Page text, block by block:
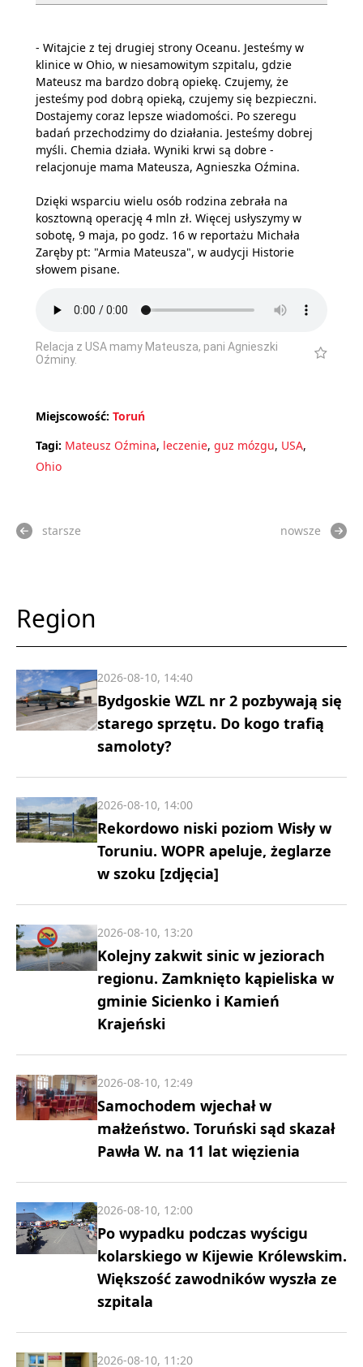
- Witajcie z tej drugiej strony Oceanu. Jesteśmy w
klinice w Ohio, w niesamowitym szpitalu, gdzie
Mateusz ma bardzo dobrą opiekę. Czujemy, że
jesteśmy pod dobrą opieką, czujemy się bezpieczni.
Dostajemy coraz lepsze wiadomości. Po szeregu
badań przechodzimy do działania. Jesteśmy dobrej
myśli. Chemia działa. Wyniki krwi są dobre -
relacjonuje mama Mateusza, Agnieszka Oźmina.
Dzięki wsparciu wielu osób rodzina zebrała na
kosztowną operację 4 mln zł. Więcej usłyszymy w
sobotę, 9 maja, po godz. 16 w reportażu Michała
Zaręby pt: "Armia Mateusza", w audycji Historie
słowem pisane.
Relacja z USA mamy Mateusza, pani Agnieszki
Oźminy.
Miejscowość: Toruń
Tagi: Mateusz Oźmina, leczenie, guz mózgu, USA,
Ohio
starsze nowsze
Region
Bydgoskie WZL nr 2 pozbywają się
starego sprzętu. Do kogo trafią
samoloty?
2026-08-10, 14:40
Rekordowo niski poziom Wisły w
Toruniu. WOPR apeluje, żeglarze
w szoku [zdjęcia]
2026-08-10, 14:00
Kolejny zakwit sinic w jeziorach
regionu. Zamknięto kąpieliska w
gminie Sicienko i Kamień
Krajeński
2026-08-10, 13:20
Samochodem wjechał w
małżeństwo. Toruński sąd skazał
Pawła W. na 11 lat więzienia
2026-08-10, 12:49
Po wypadku podczas wyścigu
kolarskiego w Kijewie Królewskim.
Większość zawodników wyszła ze
szpitala
2026-08-10, 12:00
2026-08-10, 11:20